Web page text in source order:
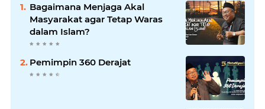
Bagaimana Menjaga Akal
Masyarakat agar Tetap Waras
dalam Islam?
Pemimpin 360 Derajat